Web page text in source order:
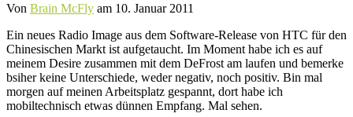
Von Brain McFly am 10. Januar 2011
Ein neues Radio Image aus dem Software-Release von HTC für den
Chinesischen Markt ist aufgetaucht. Im Moment habe ich es auf
meinem Desire zusammen mit dem DeFrost am laufen und bemerke
bsiher keine Unterschiede, weder negativ, noch positiv. Bin mal
morgen auf meinen Arbeitsplatz gespannt, dort habe ich
mobiltechnisch etwas dünnen Empfang. Mal sehen.